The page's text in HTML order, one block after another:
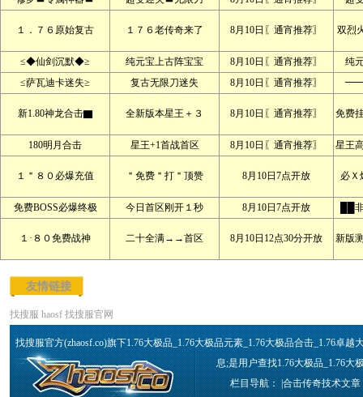
１．７６原始复古 １７６老传奇来了 8月10日〖通宵推荐〗 双烈
≤◆仙剑沉默◆≥ 纯元宝上古阵宝宝 8月10日〖通宵推荐〗
纯
≤萨瓦迪卡迷失≥
复古无限刀迷失 8月10日〖通宵推荐〗 ━━
新1.80神龙合击▇ 全新版本星王＋３ 8月10日〖通宵推荐〗 免费
180明月合击 星王+1首战首区 8月10日〖通宵推荐〗 星王
１＂８０必爆充值 ＂免费＂打＂顶赞 8月10日7点开放 必Ｘ
免费BOSS必爆终极 今日首区刚开１秒 8月10日7点开放 ██
１·８０免费战神 二十全满→→首区 8月10日12点30分开放 新版
友情链接
找搜服 haosf 找搜服官网
找搜服官方(zhaosf.co)旗下1.76大极品_1.76大极品元素_1.76大极品合击_1.76卓
息;是用户查找1.76大极品_1.76大
栏目导航： |合击传奇技术文章